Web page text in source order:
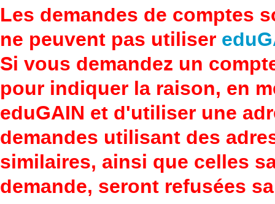
Les demandes de comptes
ne peuvent pas utiliser
Si vous demandez un
pour indiquer la raison, en
eduGAIN et d'utiliser une
demandes utilisant des
similaires, ainsi que celles
demande, seront refusées